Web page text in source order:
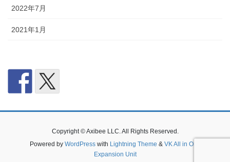
2022年7月
2021年1月
Copyright © Axibee LLC. All Rights Reserved.
Powered by WordPresswith Lightning Theme & VK All in One
Expansion Unit